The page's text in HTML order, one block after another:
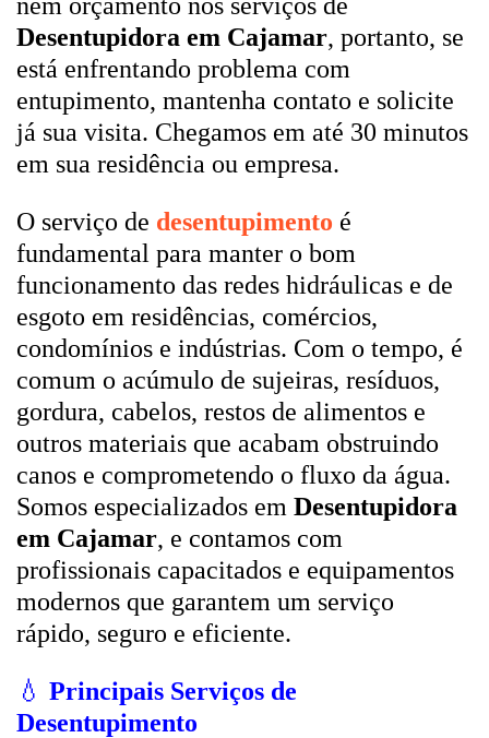
Desentupidora em Cajamar, portanto, se
está enfrentando problema com
entupimento, mantenha contato e solicite
já sua visita. Chegamos em até 30 minutos
em sua residência ou empresa.
O serviço de desentupimento é
fundamental para manter o bom
funcionamento das redes hidráulicas e de
esgoto em residências, comércios,
condomínios e indústrias. Com o tempo, é
comum o acúmulo de sujeiras, resíduos,
gordura, cabelos, restos de alimentos e
outros materiais que acabam obstruindo
canos e comprometendo o fluxo da água.
Somos especializados em Desentupidora
em Cajamar, e contamos com
profissionais capacitados e equipamentos
modernos que garantem um serviço
rápido, seguro e eficiente.
💧 Principais Serviços de
Desentupimento